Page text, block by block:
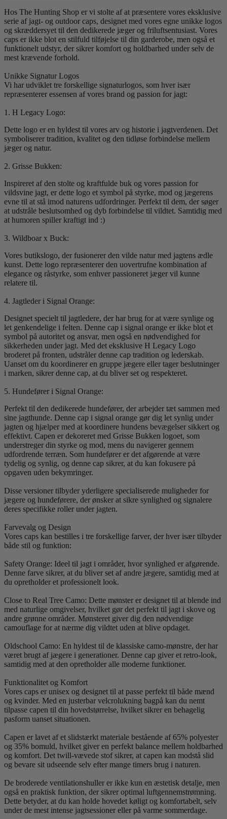
Hos The Hunting Shop er vi stolte af at præsentere vores eksklusive
serie af jagt- og outdoor caps, designet med vores egne unikke logos
og skræddersyet til den dedikerede jæger og friluftsentusiast. Vores
caps er ikke blot en stilfuld tilføjelse til din garderobe, men også et
funktionelt udstyr, der sikrer komfort og holdbarhed under selv de
mest krævende forhold.
Unikke Signatur Logos
Vi har udviklet tre forskellige signaturlogos, som hver især
repræsenterer essensen af vores brand og passion for jagt:
1. H Legacy Logo:
Dette logo er en hyldest til vores arv og historie i jagtverdenen. Det
symboliserer tradition, kvalitet og den tidløse forbindelse mellem
jæger og natur.
2. Grisse Bukken:
Inspireret af den stolte og kraftfulde buk og vores passion for
vildsvine jagt, er dette logo et symbol på styrke, mod og jægerens
evne til at stå imod naturens udfordringer. Perfekt til dem, der søger
at udstråle beslutsomhed og dyb forbindelse til vildtet. Samtidig med
at humoren spiller kraftigt ind :)
3. Wildboar x Buck:
Vores butikslogo, der fusionerer den vilde natur med jagtens ædle
kunst. Dette logo repræsenterer den uovertrufne kombination af
elegance og råstyrke, som enhver passioneret jæger vil kunne
relatere til.
4. Jagtleder i Signal Orange:
Designet specielt til jagtledere, der har brug for at være synlige og
let genkendelige i felten. Denne cap i signal orange er ikke blot et
symbol på autoritet og ansvar, men også en nødvendighed for
sikkerheden under jagt. Med det eksklusive H Legacy Logo
broderet på fronten, udstråler denne cap tradition og lederskab.
Uanset om du koordinerer en gruppe jægere eller tager beslutninger
i marken, sikrer denne cap, at du bliver set og respekteret.
5. Hundefører i Signal Orange:
Perfekt til den dedikerede hundefører, der arbejder tæt sammen med
sine jagthunde. Denne cap i signal orange gør dig let synlig under
jagten og hjælper med at koordinere hundens bevægelser sikkert og
effektivt. Capen er dekoreret med Grisse Bukken logoet, som
understreger din styrke og mod, mens du navigerer gennem
udfordrende terræn. Som hundefører er det afgørende at være
tydelig og synlig, og denne cap sikrer, at du kan fokusere på
opgaven uden bekymringer.
Disse versioner tilbyder yderligere specialiserede muligheder for
jægere og hundeførere, der ønsker at sikre synlighed og signalere
deres specifikke roller under jagten.
Farvevalg og Design
Vores caps kan bestilles i tre forskellige farver, der hver især tilbyder
både stil og funktion:
Safety Orange: Ideel til jagt i områder, hvor synlighed er afgørende.
Denne farve sikrer, at du bliver set af andre jægere, samtidig med at
du opretholder et professionelt look.
Close to Real Tree Camo: Dette mønster er designet til at blende ind
med naturlige omgivelser, hvilket gør det perfekt til jagt i skove og
andre grønne områder. Mønsteret giver dig den nødvendige
camouflage for at nærme dig vildtet uden at blive opdaget.
Oldschool Camo: En hyldest til de klassiske camo-mønstre, der har
været brugt af jægere i generationer. Denne cap giver et retro-look,
samtidig med at den opretholder alle moderne funktioner.
Funktionalitet og Komfort
Vores caps er unisex og designet til at passe perfekt til både mænd
og kvinder. Med en justerbar velcrolukning bagpå kan du nemt
tilpasse capen til din hovedstørrelse, hvilket sikrer en behagelig
pasform uanset situationen.
Capen er lavet af et slidstærkt materiale bestående af 65% polyester
og 35% bomuld, hvilket giver en perfekt balance mellem holdbarhed
og komfort. Det twill-vævede stof sikrer, at capen kan modstå slid
og bevare sit udseende selv efter mange timers brug i naturen.
De broderede ventilationshuller er ikke kun en æstetisk detalje, men
også en praktisk funktion, der sikrer optimal luftgennemstrømning.
Dette betyder, at du kan holde hovedet køligt og komfortabelt, selv
under de mest intense jagtsessioner eller på varme sommerdage.